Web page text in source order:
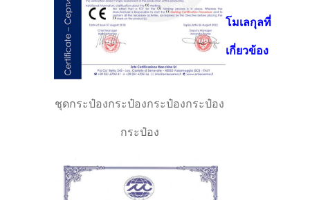
ชุดกระป๋องกระป๋องกระป๋องกระป๋อง
กระป๋อง
โมเลกุลที่
เกี่ยวข้อง